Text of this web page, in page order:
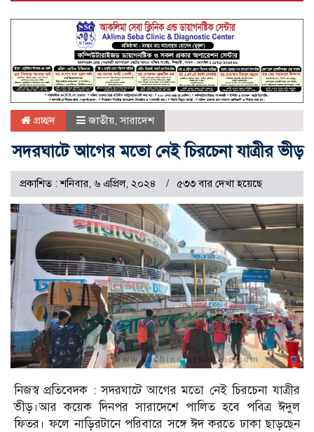
প্রচ্ছদ জাতীয়,সারাদেশ
সদরঘাটে আগের মতো নেই চিরচেনা যাত্রীর ভীড়
প্রকাশিত : শনিবার, ৬ এপ্রিল, ২০২৪ ৫৩৩ বার দেখা হয়েছে
নিজস্ব প্রতিবেদক : সদরঘাটে আগের মতো নেই চিরচেনা যাত্রীর
ভীড়।আর কয়েক দিনপর সারাদেশে পালিত হবে পবিত্র ঈদুল
ফিতর। ফলে নাড়িরটানে পরিবারে সঙ্গে ঈদ করতে ঢাকা ছাড়ছেন